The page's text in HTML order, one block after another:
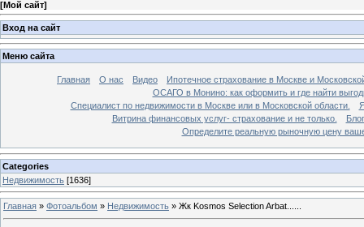
[Мой сайт]
Вход на сайт
Меню сайта
Главная О нас Видео
Ипотечное страхование в Москве и
ОСАГО в Монино: как оформить и где найти
Специалист по недвижимости в Москве или в Московской области.
Витрина финансовых услуг- страхование и не только.
Блог
Определите реальную рыночную цену
Categories
Недвижимость [1636]
Главная » Фотоальбом » Недвижимость » Жк Kosmos Selection Arbat......